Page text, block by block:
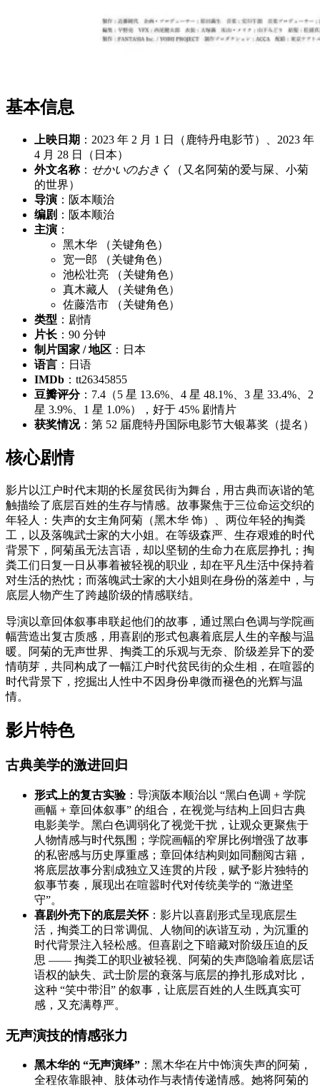
基本信息
上映日期 ：2023 年 2 月 1 日（鹿特丹电影节）、2023 年
4 月 28 日（日本）
外文名称： せかいのおきく
（又名阿菊的爱与屎、小菊
的世界）
导演 ：阪本顺治
编剧 ：阪本顺治
主演 ：
黑木华 （关键角色）
宽一郎 （关键角色）
池松壮亮 （关键角色）
真木藏人 （关键角色）
佐藤浩市 （关键角色）
类型 ：剧情
片长 ：90 分钟
制片国家 / 地区 ：日本
语言 ：日语
IMDb ：tt26345855
豆瓣评分：7.4（5 星 13.6%、4 星 48.1%、3 星 33.4%、2
星 3.9%、1 星 1.0%），好于 45% 剧情片
获奖情况：第 52 届鹿特丹国际电影节大银幕奖（提名）
核心剧情
影片以江户时代末期的长屋贫民街为舞台，用古典而诙谐的笔
触描绘了底层百姓的生存与情感。故事聚焦于三位命运交织的
年轻人：失声的女主角阿菊（黑木华 饰）、两位年轻的掏粪
工，以及落魄武士家的大小姐。在等级森严、生存艰难的时代
背景下，阿菊虽无法言语，却以坚韧的生命力在底层挣扎；掏
粪工们日复一日从事着被轻视的职业，却在平凡生活中保持着
对生活的热忱；而落魄武士家的大小姐则在身份的落差中，与
底层人物产生了跨越阶级的情感联结。
导演以章回体叙事串联起他们的故事，通过黑白色调与学院画
幅营造出复古质感，用喜剧的形式包裹着底层人生的辛酸与温
暖。阿菊的无声世界、掏粪工的乐观与无奈、阶级差异下的爱
情萌芽，共同构成了一幅江户时代贫民街的众生相，在喧嚣的
时代背景下，挖掘出人性中不因身份卑微而褪色的光辉与温
情。
影片特色
古典美学的激进回归
形式上的复古实验：导演阪本顺治以 “黑白色调 + 学院
画幅 + 章回体叙事” 的组合，在视觉与结构上回归古典
电影美学。黑白色调弱化了视觉干扰，让观众更聚焦于
人物情感与时代氛围；学院画幅的窄屏比例增强了故事
的私密感与历史厚重感；章回体结构则如同翻阅古籍，
将底层故事分割成独立又连贯的片段，赋予影片独特的
叙事节奏，展现出在喧嚣时代对传统美学的 “激进坚
守”。
喜剧外壳下的底层关怀：影片以喜剧形式呈现底层生
活，掏粪工的日常调侃、人物间的诙谐互动，为沉重的
时代背景注入轻松感。但喜剧之下暗藏对阶级压迫的反
思 —— 掏粪工的职业被轻视、阿菊的失声隐喻着底层话
语权的缺失、武士阶层的衰落与底层的挣扎形成对比，
这种 “笑中带泪” 的叙事，让底层百姓的人生既真实可
感，又充满尊严。
无声演技的情感张力
黑木华的 “无声演绎” ：黑木华在片中饰演失声的阿菊，
全程依靠眼神、肢体动作与表情传递情感。她将阿菊的